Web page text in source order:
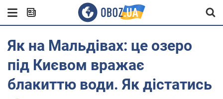
Як на Мальдівах: це озеро
під Києвом вражає
блакиттю води. Як дістатись